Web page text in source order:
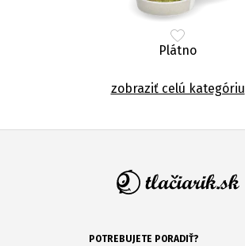
Plátno
zobraziť celú kategóriu
POTREBUJETE PORADIŤ?